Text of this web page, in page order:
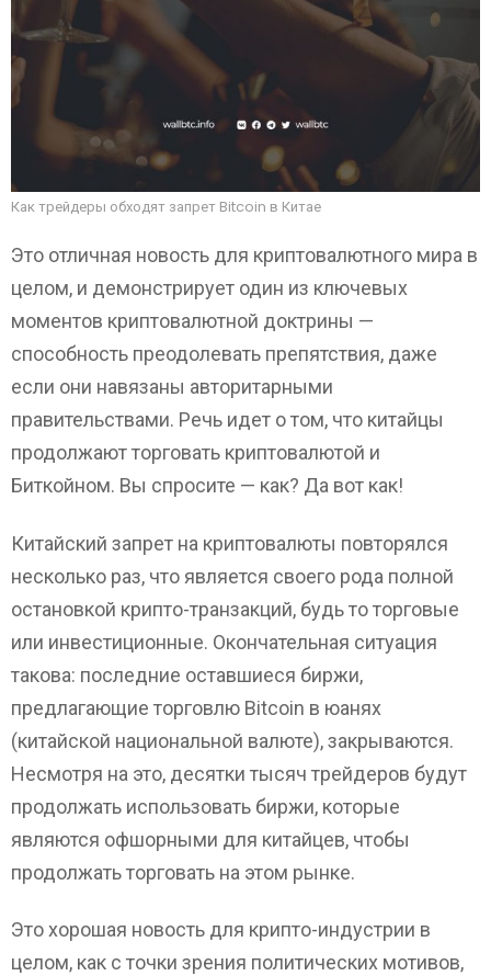
Как трейдеры обходят запрет Bitcoin в Китае
Это отличная новость для криптовалютного мира в
целом, и демонстрирует один из ключевых
моментов криптовалютной доктрины —
способность преодолевать препятствия, даже
если они навязаны авторитарными
правительствами. Речь идет о том, что китайцы
продолжают торговать криптовалютой и
Биткойном. Вы спросите — как? Да вот как!
Китайский запрет на криптовалюты повторялся
несколько раз, что является своего рода полной
остановкой крипто-транзакций, будь то торговые
или инвестиционные. Окончательная ситуация
такова: последние оставшиеся биржи,
предлагающие торговлю Bitcoin в юанях
(китайской национальной валюте), закрываются.
Несмотря на это, десятки тысяч трейдеров будут
продолжать использовать биржи, которые
являются офшорными для китайцев, чтобы
продолжать торговать на этом рынке.
Это хорошая новость для крипто-индустрии в
целом, как с точки зрения политических мотивов,